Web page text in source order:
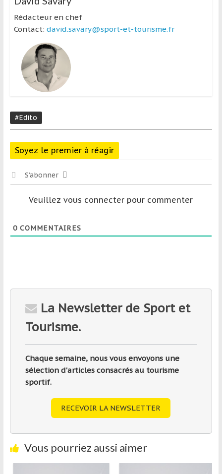
Rédacteur en chef
Contact: david.savary@sport-et-tourisme.fr
#Edito
Soyez le premier à réagir
S’abonner
Veuillez vous connecter pour commenter
0COMMENTAIRES
La Newsletter de Sport et
Tourisme.
Chaque semaine, nous vous envoyons une
sélection d'articles consacrés au tourisme
sportif.
RECEVOIR LA NEWSLETTER
Vous pourriez aussi aimer